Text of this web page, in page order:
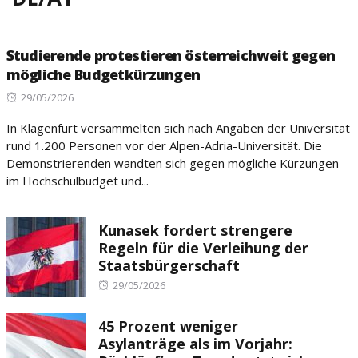
Studierende protestieren österreichweit gegen
mögliche Budgetkürzungen
Posted
29/05/2026
In Klagenfurt versammelten sich nach Angaben der Universität
rund 1.200 Personen vor der Alpen-Adria-Universität. Die
Demonstrierenden wandten sich gegen mögliche Kürzungen
im Hochschulbudget und...
Kunasek fordert strengere
Regeln für die Verleihung der
Staatsbürgerschaft
Posted
29/05/2026
45 Prozent weniger
Asylanträge als im Vorjahr: